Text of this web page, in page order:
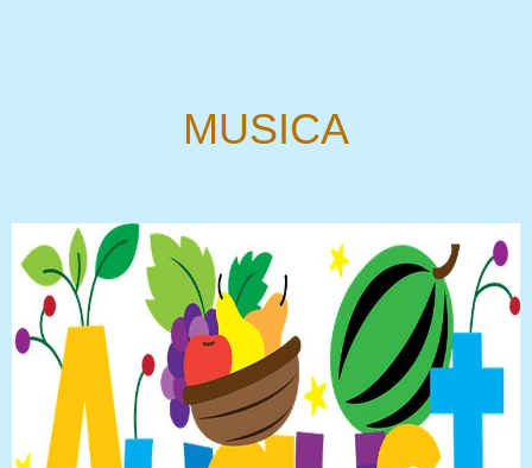
MUSICA